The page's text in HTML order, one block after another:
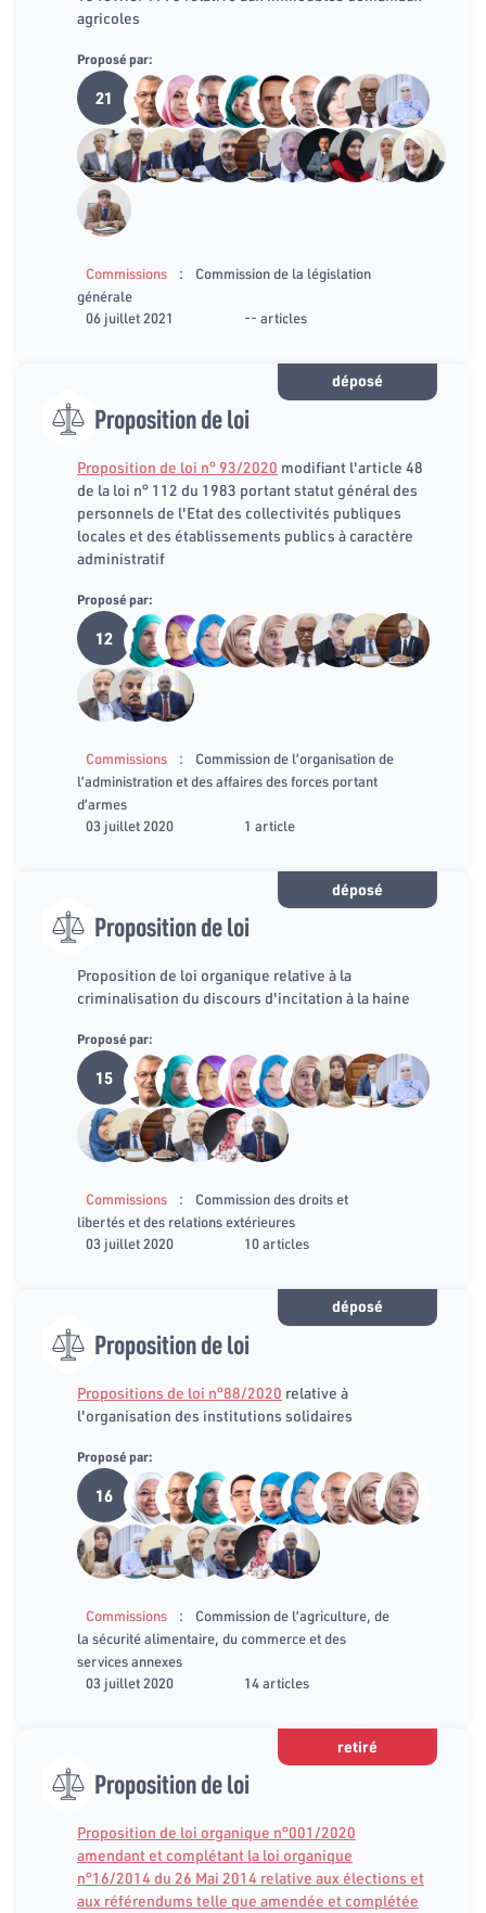
agricoles
Proposé par:
21
Commissions :
Commission de la législation
générale
06 juillet 2021
-- articles
déposé
Proposition de loi
Proposition de loi n° 93/2020 modifiant l'article 48
de la loi n° 112 du 1983 portant statut général des
personnels de l'Etat des collectivités publiques
locales et des établissements publics à caractère
administratif
Proposé par:
12
Commissions :
Commission de l’organisation de
l’administration et des affaires des forces portant
d’armes
03 juillet 2020
1 article
déposé
Proposition de loi
Proposition de loi organique relative à la
criminalisation du discours d'incitation à la haine
Proposé par:
15
Commissions :
Commission des droits et
libertés et des relations extérieures
03 juillet 2020
10 articles
déposé
Proposition de loi
Propositions de loi n°88/2020 relative à
l'organisation des institutions solidaires
Proposé par:
16
Commissions :
Commission de l’agriculture, de
la sécurité alimentaire, du commerce et des
services annexes
03 juillet 2020
14 articles
retiré
Proposition de loi
Proposition de loi organique n°001/2020
amendant et complétant la loi organique
n°16/2014 du 26 Mai 2014 relative aux élections et
aux référendums telle que amendée et complétée